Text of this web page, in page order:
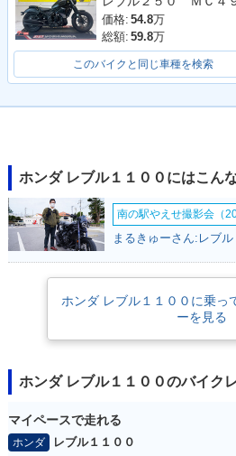
価格: 54.8万
総額: 59.8万
このバイクと同じ車種を検索
ホンダ レブル１１００にはこん
南の駅やえせ撮影会（
まるきゅーさん:レブ
ホンダ レブル１１００に乗っ
ーを見る
ホンダ レブル１１００のバイク
マイペースで走れる
ホンダ
レブル１１００